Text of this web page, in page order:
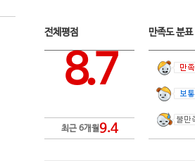
전체평점
8.7
최근 6개월9.4
만족도 분